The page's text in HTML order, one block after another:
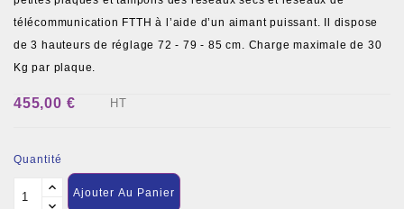
télécommunication FTTH à l’aide d’un aimant puissant. Il dispose
de 3 hauteurs de réglage 72 - 79 - 85 cm. Charge maximale de 30
Kg par plaque.
455,00 € HT
Quantité
Ajouter Au Panier